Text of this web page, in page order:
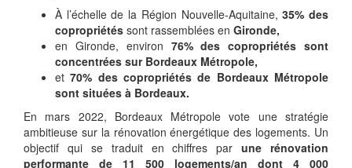
À l’échelle de la Région Nouvelle-Aquitaine,35% des
copropriétés sont rassemblées en Gironde,
en Gironde, environ 76% des copropriétés sont
concentrées sur Bordeaux Métropole,
et70% des copropriétés de Bordeaux Métropole
sont situées à Bordeaux.
En mars 2022, Bordeaux Métropole vote une stratégie
ambitieuse sur la rénovation énergétique des logements. Un
objectif qui se traduit en chiffres parune rénovation
performante de 11 500 logements/an dont 4 000